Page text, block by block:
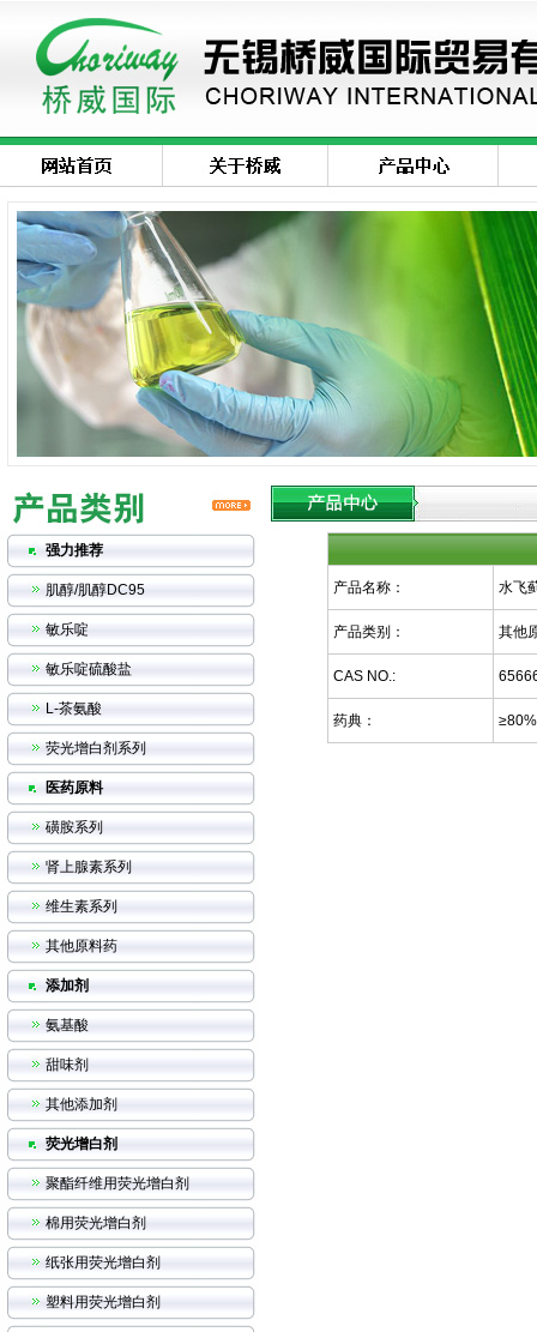
强力推荐
肌醇/肌醇DC95
敏乐啶
敏乐啶硫酸盐
L-茶氨酸
荧光增白剂系列
医药原料
磺胺系列
肾上腺素系列
维生素系列
其他原料药
添加剂
氨基酸
甜味剂
其他添加剂
荧光增白剂
聚酯纤维用荧光增白剂
棉用荧光增白剂
纸张用荧光增白剂
塑料用荧光增白剂
产品名称： 水飞
产品类别： 其他
CAS NO.:
药典： ≥80%